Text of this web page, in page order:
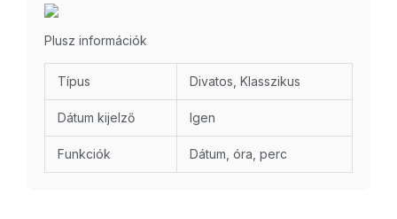
Plusz információk
Típus Divatos, Klasszikus
Dátum kijelző Igen
Funkciók Dátum, óra, perc